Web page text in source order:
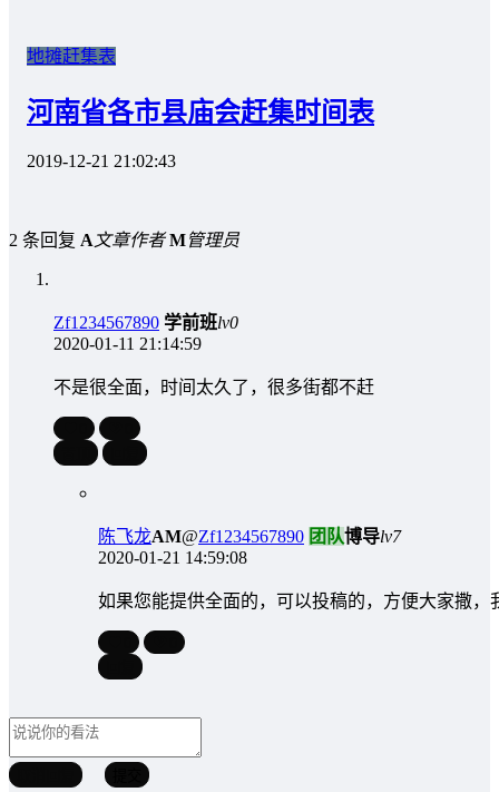
地摊赶集表
河南省各市县庙会赶集时间表
2019-12-21 21:02:43
2 条回复 A 文章作者 M管理员
Zf1234567890 学前班lv0
2020-01-11 21:14:59
不是很全面，时间太久了，很多街都不赶
陈飞龙AM@Zf1234567890 团队博导lv7
2020-01-21 14:59:08
如果您能提供全面的，可以投稿的，方便大家撒，